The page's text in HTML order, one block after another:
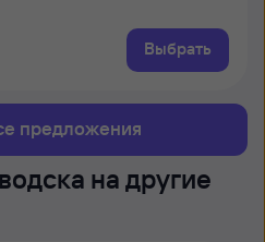
Выбрать
предложения
на другие